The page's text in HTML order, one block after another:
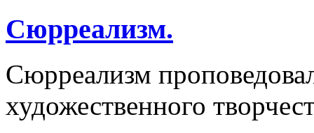
Сюрреализм.
Сюрреализм
художественного